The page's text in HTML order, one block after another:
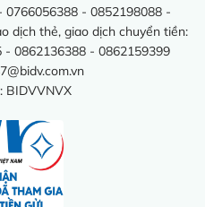
- 0852198088 -
dịch thẻ, giao dịch chuyển tiền:
0862136388 - 0862159399
BIDVVNVX